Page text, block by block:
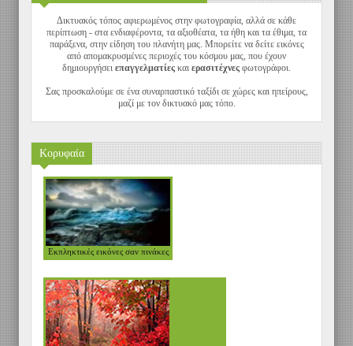
Δικτυακός τόπος αφιερωμένος στην φωτογραφία, αλλά σε κάθε
περίπτωση - στα ενδιαφέροντα, τα αξιοθέατα, τα ήθη και τα έθιμα, τα
παράξενα, στην είδηση του πλανήτη μας. Μπορείτε να δείτε εικόνες
από απομακρυσμένες περιοχές του κόσμου μας, που έχουν
δημιουργήσει επαγγελματίες και ερασιτέχνες φωτογράφοι.
Σας προσκαλούμε σε ένα συναρπαστικό ταξίδι σε χώρες και ηπείρους,
μαζί με τον δικτυακό μας τόπο.
Κορυφαία VIEW
Εκπληκτικές εικόνες σαν πινάκες
VIEW